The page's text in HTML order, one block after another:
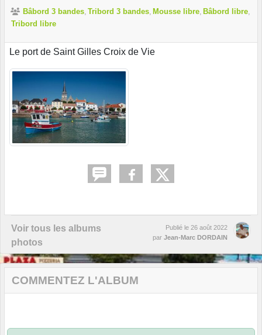
Bâbord 3 bandes Tribord 3 bandes Mousse libre Bâbord libre
Tribord libre
Le port de Saint Gilles Croix de Vie
Voir tous les albums
photos
Publié le 26 août 2022
par Jean-Marc DORDAIN
COMMENTEZ L'ALBUM